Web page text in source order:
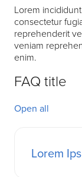
Lorem
consectetur
reprehenderit
veniam
enim.
FAQ title
Open all
Lorem